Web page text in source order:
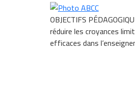
OBJECTIFS
réduire les croyances
efficaces dans